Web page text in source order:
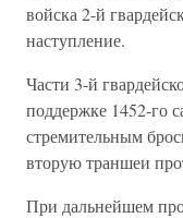
войска 2-й
наступление.
Части 3-й
поддержке 1452-го
стремительным
вторую траншеи
При дальнейшем